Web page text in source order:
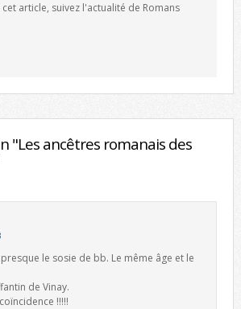
cet article, suivez l'actualité de Romans
"Les ancêtres romanais des
le sosie de bb. Le même âge et le
de Vinay.
!!!!!